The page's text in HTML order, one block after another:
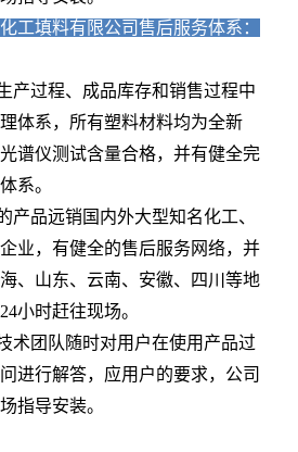
工填料有限公司售后服务体系：
产过程、成品库存和销售过程中
体系，所有塑料材料均为全新
谱仪测试含量合格，并有健全完
系。
产品远销国内外大型知名化工、
业，有健全的售后服务网络，并
、山东、云南、安徽、四川等地
小时赶往现场。
术团队随时对用户在使用产品过
进行解答，应用户的要求，公司
指导安装。